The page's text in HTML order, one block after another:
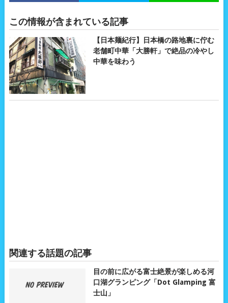
この情報が含まれている記事
【日本麺紀行】日本橋の路地裏に佇む
老舗町中華「大勝軒」で絶品の冷やし
中華を味わう
関連する話題の記事
目の前に広がる富士絶景が楽しめる河
口湖グランピング「Dot Glamping 富
士山」